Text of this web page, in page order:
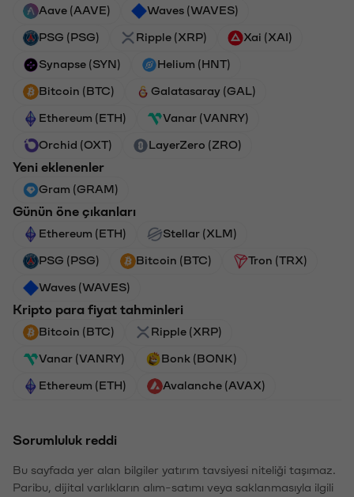
Aave (AAVE) Waves (WAVES)
PSG (PSG) Ripple (XRP) Xai (XAI)
Synapse (SYN) Helium (HNT)
Bitcoin (BTC) Galatasaray (GAL)
Ethereum (ETH) Vanar (VANRY)
Orchid (OXT) LayerZero (ZRO)
Yeni eklenenler
Gram (GRAM)
Günün öne çıkanları
Ethereum (ETH) Stellar (XLM)
PSG (PSG) Bitcoin (BTC) Tron (TRX)
Waves (WAVES)
Kripto para fiyat tahminleri
Bitcoin (BTC) Ripple (XRP)
Vanar (VANRY) Bonk (BONK)
Ethereum (ETH) Avalanche (AVAX)
Sorumluluk reddi
Bu sayfada yer alan bilgiler yatırım tavsiyesi niteliği taşımaz.
Paribu, dijital varlıkların alım-satımı veya saklanmasıyla ilgili